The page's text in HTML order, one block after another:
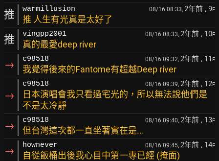
推 warmillusion 08/16 08:33, 2年前 , 9F
推 人生有光真是太好了
推 vingpp2001 08/16 08:33, 2年前 , 10F
真的最愛deep river
→ c98518 08/16 09:32, 2年前 , 11 F
我覺得後來的Fantome有超越Deep river
→
c98518 08/16 09:39, 2年前 , 12F
日本演唱會我只看過宅光的，所以無法說他們是
不是太冷靜
→ c98518 08/16 09:40, 2年前 , 13F
但台灣這次都一直坐著實在是...
→ hownever 08/16 09:45, 2年前 , 14F
自從飯桶出後我心目中第一專已經 (掩面)